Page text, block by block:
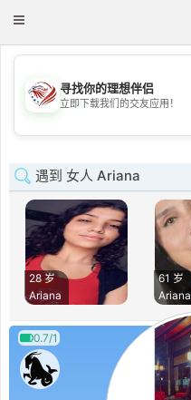
Toggle
💖
💕
寻找你的理想伴侣
立即下载我们的交友应用！
遇到 女人 Ariana
28 岁
Ariana
61 岁
Ariana
0.7/1